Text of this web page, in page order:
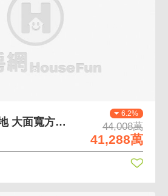
6.2%
44,008萬
41,288萬
正濱江街超大土地 大面寬方正獨立大土地